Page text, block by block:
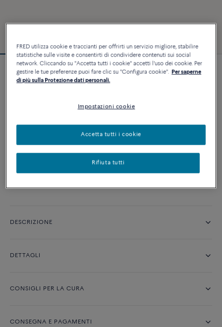
Bracciale Force 10
AGGIUNGI AL CARRELLO
Contattataci per qualsiasi domanda sulle misure
DESCRIZIONE
DETTAGLI
CONSIGLI PER LA CURA
CONSEGNA E PAGAMENTI
FRED utilizza cookie e traccianti per offrirti un servizio migliore, stabilire
statistiche sulle visite e consentirti di condividere contenuti sui social
network. Cliccando su "Accetta tutti i cookie" accetti l'uso dei cookie. Per
gestire le tue preferenze puoi fare clic su "Configura cookie". Per saperne
di più sulla Protezione dati personali.
Impostazioni cookie
Rifiuta tutti
Accetta tutti i cookie